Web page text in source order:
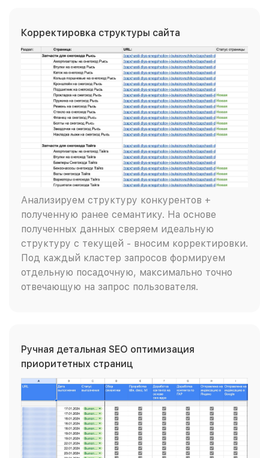
Корректировка структуры сайта
Анализируем структуру конкурентов +
полученную ранее семантику. На основе
полученных данных сверяем идеальную
структуру с текущей - вносим корректировки.
Под каждый кластер запросов формируем
отдельную посадочную, максимально точно
отвечающую на запрос пользователя.
Ручная детальная SEO оптимизация
приоритетных страниц